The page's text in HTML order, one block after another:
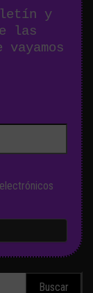
y
las